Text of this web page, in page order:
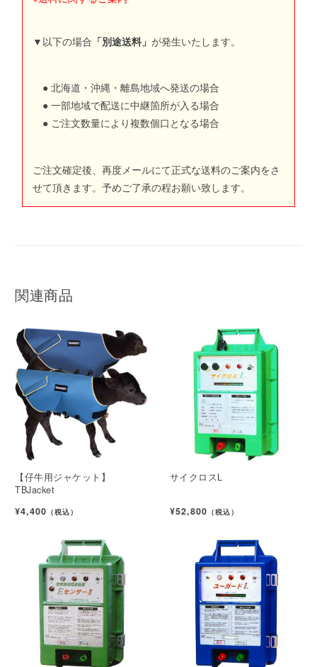
▼以下の場合 「別途送料」 が発生いたします。
● 北海道・沖縄・離島地域へ発送の場合
● 一部地域で配送に中継箇所が入る場合
● ご注文数量により複数個口となる場合
ご注文確定後、再度メールにて正式な送料のご案内をさ
せて頂きます。予めご了承の程お願い致します。
関連商品
【仔牛用ジャケット】
TBJacket
¥4,400 （税込）
サイクロスL
¥52,800 （税込）